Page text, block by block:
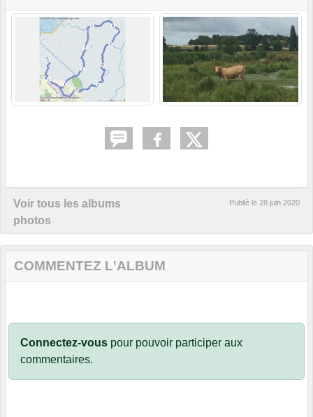
Voir tous les albums
photos
Publié le 28 juin 2020
COMMENTEZ L'ALBUM
Connectez-vous pour pouvoir participer aux
commentaires.